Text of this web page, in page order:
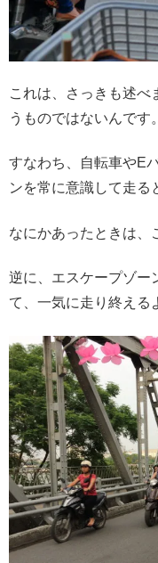
これは、さっきも述べ
うものではないんです。
すなわち、自転車やE
ンを常に意識して走る
なにかあったときは、
逆に、エスケープゾー
て、一気に走り終える